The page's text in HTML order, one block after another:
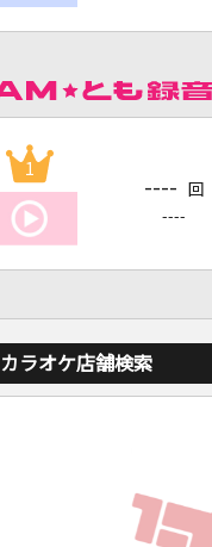
1
---- 回
----
カラオケ店舗検索